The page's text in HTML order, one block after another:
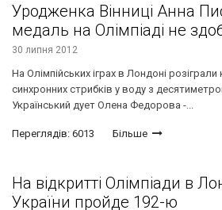
Уродженка Вінниці Анна
медаль на Олімпіаді не
30 липня 2012
На Олімпійських іграх в Лондоні
синхронних стрибків у воду з
Український дует Олена Федорова -...
Переглядів: 6013 Більше
На відкритті Олімпіади в
України пройде 192-ю